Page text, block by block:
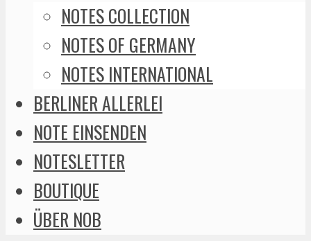
NOTES COLLECTION
NOTES OF GERMANY
NOTES INTERNATIONAL
BERLINER ALLERLEI
NOTE EINSENDEN
NOTESLETTER
BOUTIQUE
ÜBER NOB